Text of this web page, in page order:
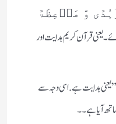
وَّ مَوۡعِظَۃً
قرآن کریم ہدایت اور
ہدایت ہے. اسی وجہ سے
آیا ہے۔ ۔